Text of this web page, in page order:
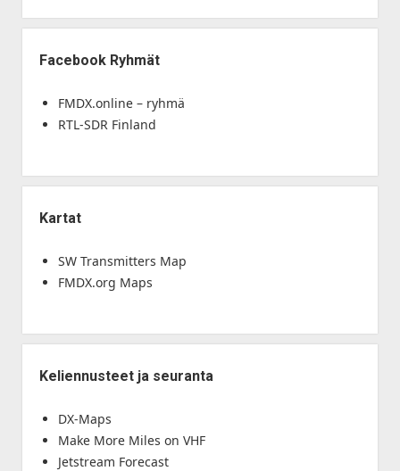
Facebook Ryhmät
FMDX.online – ryhmä
RTL-SDR Finland
Kartat
SW Transmitters Map
FMDX.org Maps
Keliennusteet ja seuranta
DX-Maps
Make More Miles on VHF
Jetstream Forecast